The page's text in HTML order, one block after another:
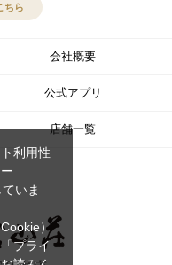
ちら
会社概要
公式アプリ
店舗一覧
利用性
いま
）
「プライ